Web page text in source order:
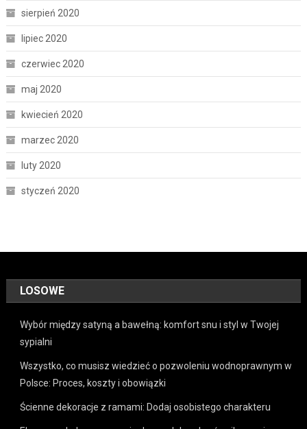
sierpień 2020
lipiec 2020
czerwiec 2020
maj 2020
kwiecień 2020
marzec 2020
luty 2020
styczeń 2020
LOSOWE
Wybór między satyną a bawełną: komfort snu i styl w Twojej
sypialni
Wszystko, co musisz wiedzieć o pozwoleniu wodnoprawnym w
Polsce: Proces, koszty i obowiązki
Ścienne dekoracje z ramami: Dodaj osobistego charakteru